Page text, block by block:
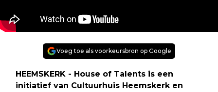
Voeg toe als voorkeursbron op Google
HEEMSKERK - House of Talents is een
initiatief van Cultuurhuis Heemskerk en